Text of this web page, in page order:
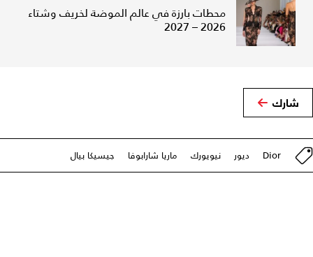
محطات بارزة في عالم الموضة لخريف وشتاء
2026 – 2027
شارك
Dior ديور نيويورك ماريا شارابوفا جيسيكا بيال